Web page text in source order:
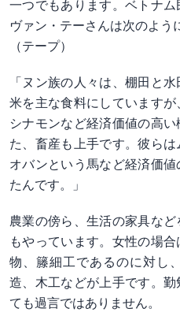
一つでもあります。ベトナ
ヴァン・テーさんは次のよう
（テープ）
「ヌン族の人々は、棚田と
米を主な食料にしていますが
シナモンなど経済価値の高
た、畜産も上手です。彼ら
オバンという馬など経済価
たんです。」
農業の傍ら、生活の家具な
もやっています。女性の場
物、籐細工であるのに対し
造、木工などが上手です。
ても過言ではありません。